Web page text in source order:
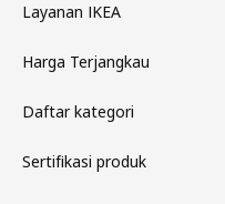
Layanan IKEA
Harga Terjangkau
Daftar kategori
Sertifikasi produk